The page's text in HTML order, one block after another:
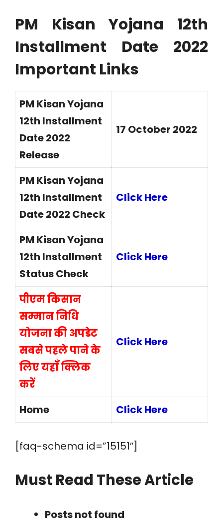
PM Kisan Yojana 12th
Installment Date 2022
Important Links
PM Kisan Yojana
12th Installment
Date 2022
Release
17 October 2022
PM Kisan Yojana
12th Installment
Date 2022 Check
Click Here
PM Kisan Yojana
12th Installment
Status Check
Click Here
पीएम किसान
सम्मान निधि
योजना की अपडेट
सबसे पहले पाने के
लिए यहाँ क्लिक
करें
Click Here
Home Click Here
[faq-schema id=”15151″]
Must Read These Article
Posts not found